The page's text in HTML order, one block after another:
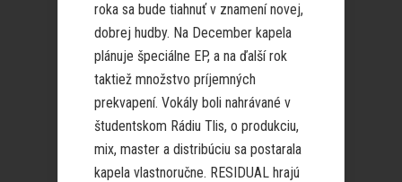
roka sa bude tiahnuť v znamení novej,
dobrej hudby. Na December kapela
plánuje špeciálne EP, a na ďalší rok
taktiež množstvo príjemných
prekvapení. Vokály boli nahrávané v
študentskom Rádiu Tlis, o produkciu,
mix, master a distribúciu sa postarala
kapela vlastnoručne. RESIDUAL hrajú